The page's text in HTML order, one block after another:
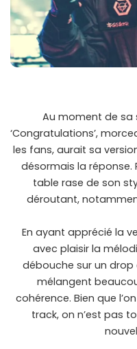
Au moment de sa
‘Congratulations’,
les fans, aurait sa
désormais la réponse.
table rase de son
déroutant,
En ayant apprécié la
avec plaisir la
débouche sur un
mélangent
cohérence. Bien que
track, on n’est pas